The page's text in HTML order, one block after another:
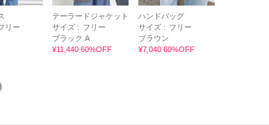
リー
テーラードジャケット
サイズ : フリー
ブラック A
¥11,440 60%OFF
ハンドバッグ
サイズ : フリー
ブラウン
¥7,040 60%OFF